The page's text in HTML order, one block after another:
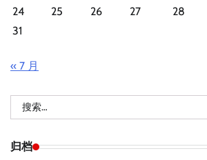
24
25 26 27 28
31
« 7 月
索：
归档